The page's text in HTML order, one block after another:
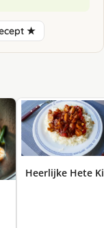
★
Heerlijke Hete